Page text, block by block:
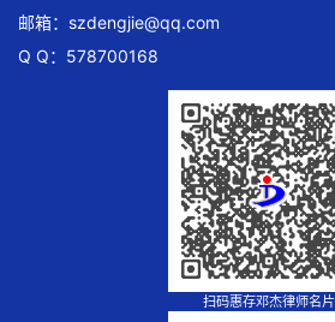
邮箱： szdengjie@qq.com
Q Q：578700168
扫码惠存邓杰律师名片